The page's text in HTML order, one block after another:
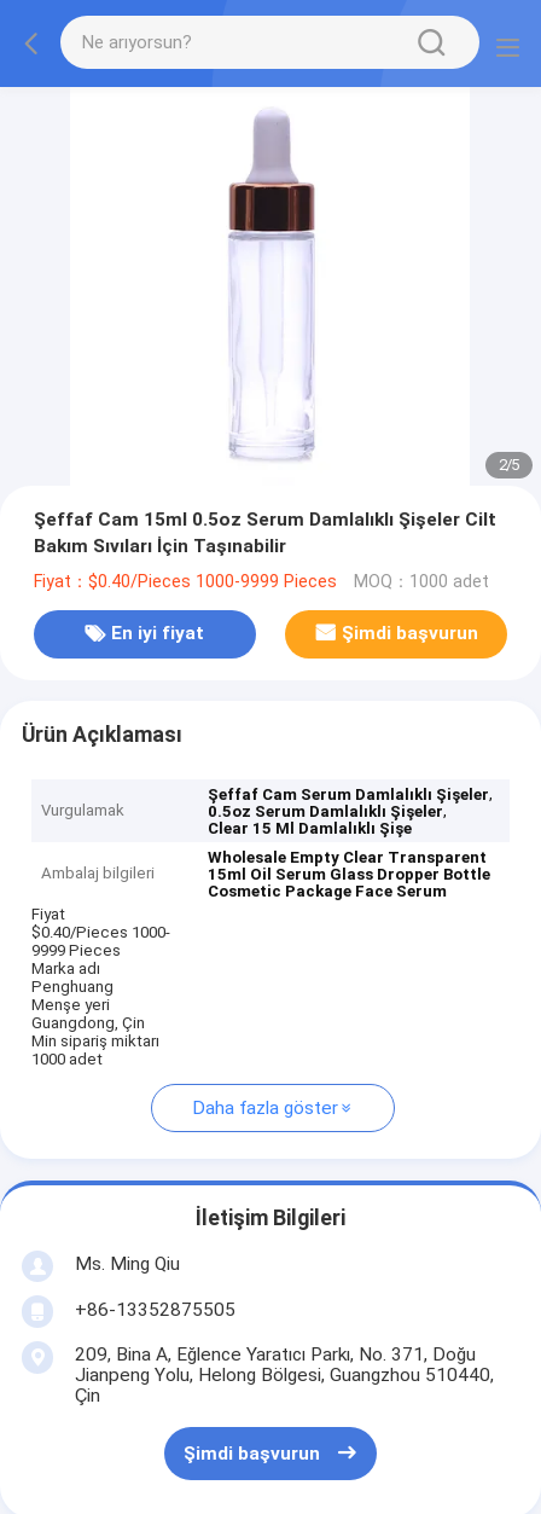
2/5
Şeffaf Cam 15ml 0.5oz Serum Damlalıklı Şişeler Cilt
Bakım Sıvıları İçin Taşınabilir
Fiyat：$0.40/Pieces 1000-9999 Pieces MOQ：1000 adet
En iyi fiyat Şimdi başvurun
Ürün Açıklaması
Vurgulamak
Şeffaf Cam Serum Damlalıklı Şişeler,
0.5oz Serum Damlalıklı Şişeler,
Clear 15 Ml Damlalıklı Şişe
Ambalaj bilgileri
Wholesale Empty Clear Transparent
15ml Oil Serum Glass Dropper Bottle
Cosmetic Package Face Serum
Fiyat
$0.40/Pieces 1000-
9999 Pieces
Marka adı
Penghuang
Menşe yeri
Guangdong, Çin
Min sipariş miktarı
1000 adet
Daha fazla göster
İletişim Bilgileri
Ms. Ming Qiu
+86-13352875505
209, Bina A, Eğlence Yaratıcı Parkı, No. 371, Doğu
Jianpeng Yolu, Helong Bölgesi, Guangzhou 510440,
Çin
Şimdi başvurun